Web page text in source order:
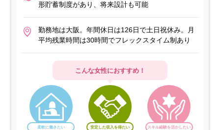
形貯蓄制度があり、将来設計も可能
勤務地は大阪。年間休日は126日で土日祝休み。月
平均残業時間は30時間でフレックスタイム制あり
こんな女性におすすめ！
柔軟に働きたい 安定した収入を得たい スキル経験を活かしたい